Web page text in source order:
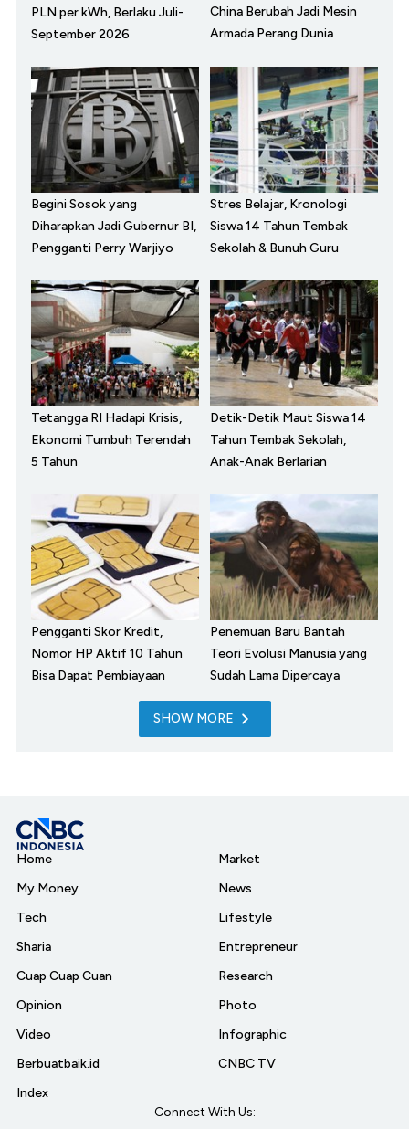
PLN per kWh, Berlaku Juli-
September 2026
China Berubah Jadi Mesin
Armada Perang Dunia
Begini Sosok yang
Diharapkan Jadi Gubernur BI,
Pengganti Perry Warjiyo
Stres Belajar, Kronologi
Siswa 14 Tahun Tembak
Sekolah & Bunuh Guru
Tetangga RI Hadapi Krisis,
Ekonomi Tumbuh Terendah
5 Tahun
Detik-Detik Maut Siswa 14
Tahun Tembak Sekolah,
Anak-Anak Berlarian
Pengganti Skor Kredit,
Nomor HP Aktif 10 Tahun
Bisa Dapat Pembiayaan
Penemuan Baru Bantah
Teori Evolusi Manusia yang
Sudah Lama Dipercaya
SHOW MORE
Home
My Money
Tech
Sharia
Cuap Cuap Cuan
Opinion
Video
Berbuatbaik.id
Index
Market
News
Lifestyle
Entrepreneur
Research
Photo
Infographic
CNBC TV
Connect With Us: